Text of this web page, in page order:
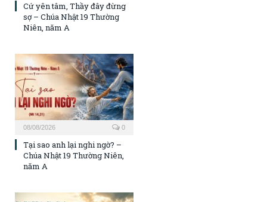
Cứ yên tâm, Thầy đây đừng
sợ – Chúa Nhật 19 Thường
Niên, năm A
08/08/2026 0
Tại sao anh lại nghi ngờ? –
Chúa Nhật 19 Thường Niên,
năm A